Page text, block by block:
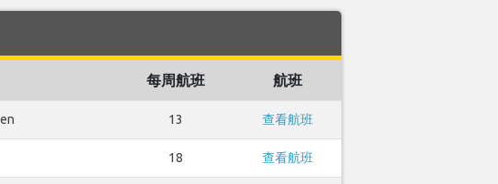
每周航班 航班
13 查看航班
18 查看航班